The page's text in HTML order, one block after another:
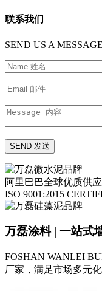
联系我们
SEND US A MESSAGE
阿里巴巴全球优质供
ISO 9001:2015
万磊涂料 | 一站式
FOSHAN WANLEI
厂家，满足市场多元